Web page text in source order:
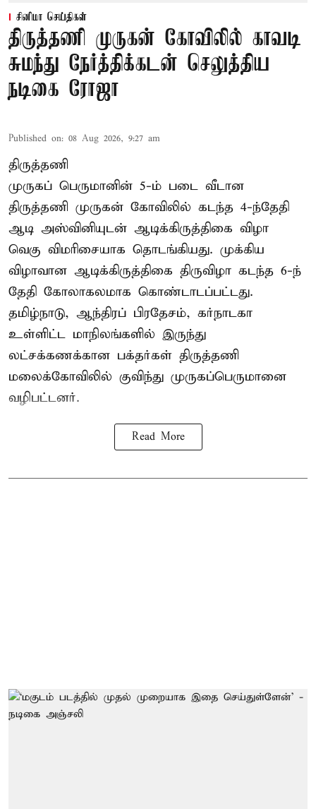
சினிமா செய்திகள்
திருத்தணி முருகன் கோவிலில் காவடி
சுமந்து நேர்த்திக்கடன் செலுத்திய
நடிகை ரோஜா
Published on: 08 Aug 2026, 9:27 am
திருத்தணி
முருகப் பெருமானின் 5-ம் படை வீடான
திருத்தணி முருகன் கோவிலில் கடந்த 4-ந்தேதி
ஆடி அஸ்வினியுடன் ஆடிக்கிருத்திகை விழா
வெகு விமரிசையாக தொடங்கியது. முக்கிய
விழாவான ஆடிக்கிருத்திகை திருவிழா கடந்த 6-ந்
தேதி கோலாகலமாக கொண்டாடப்பட்டது.
தமிழ்நாடு, ஆந்திரப் பிரதேசம், கர்நாடகா
உள்ளிட்ட மாநிலங்களில் இருந்து
லட்சக்கணக்கான பக்தர்கள் திருத்தணி
மலைக்கோவிலில் குவிந்து முருகப்பெருமானை
வழிபட்டனர்.
Read More